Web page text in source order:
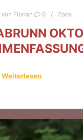
von Florian 0 Zoos
Weiterlesen